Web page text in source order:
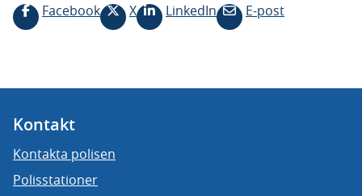
Facebook
X LinkedIn E-post
Kontakt
Kontakta polisen
Polisstationer